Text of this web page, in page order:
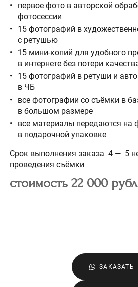
первое фото в авторской
фотосессии
15 фотографий в
с ретушью
15 мини-копий для удобного
в интернете без потери
15 фотографий в ретуши и
в ЧБ
все фотографии со съёмки в
в большом размере
все материалы передаются на
в подарочной упаковке
Срок выполнения заказа 4 — 5
проведения съёмки
стоимость 22 000
ЗАКАЗАТЬ